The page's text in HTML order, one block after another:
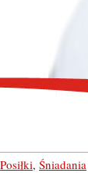
Posiłki, Śniadania